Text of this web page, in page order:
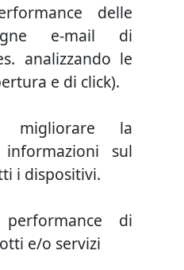
delle
e-mail di
analizzando le
e di click).
migliorare la
sul
i dispositivi.
di
e/o servizi